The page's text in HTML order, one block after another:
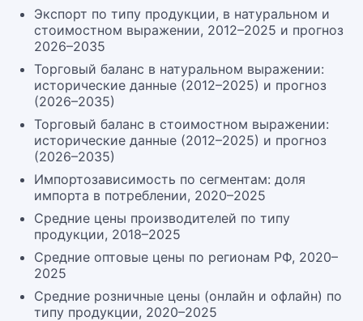
Экспорт по типу продукции, в натуральном и
стоимостном выражении, 2012–2025 и прогноз
2026–2035
Торговый баланс в натуральном выражении:
исторические данные (2012–2025) и прогноз
(2026–2035)
Торговый баланс в стоимостном выражении:
исторические данные (2012–2025) и прогноз
(2026–2035)
Импортозависимость по сегментам: доля
импорта в потреблении, 2020–2025
Средние цены производителей по типу
продукции, 2018–2025
Средние оптовые цены по регионам РФ, 2020–
2025
Средние розничные цены (онлайн и офлайн) по
типу продукции, 2020–2025